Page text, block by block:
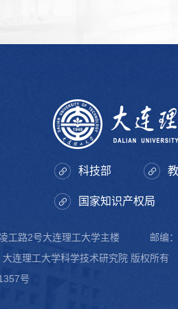
科技部
国家知识产权局
工路2号大连理工大学主楼
邮编
连理工大学科学技术研究院 版权所有
号